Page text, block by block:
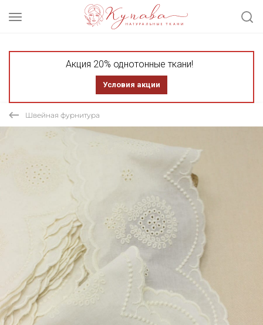
Акция 20% однотонные ткани!
Условия акции
Швейная фурнитура